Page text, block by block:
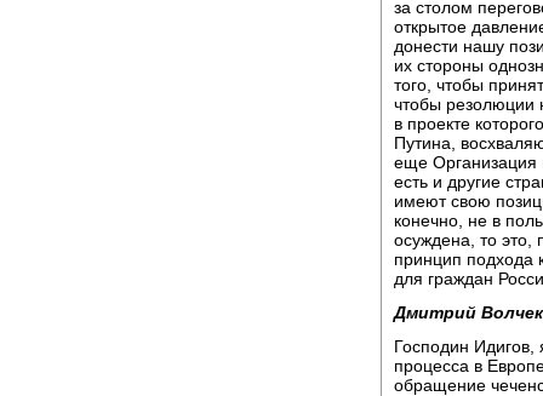
за столом
открытое
донести нашу
их стороны
того, чтобы
чтобы резолюции
в проекте
Путина,
еще Организация
есть и другие
имеют свою
конечно, не в
осуждена, то это,
принцип подхода
для граждан
Дмитрий
Господин Идигов,
процесса в
обращение